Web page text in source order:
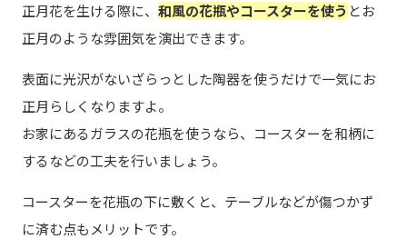
正月花を生ける際に、 和風の花瓶やコースターを使う とお
正月のような雰囲気を演出できます。
表面に光沢がないざらっとした陶器を使うだけで一気にお
正月らしくなりますよ。
お家にあるガラスの花瓶を使うなら、コースターを和柄に
するなどの工夫を行いましょう。
コースターを花瓶の下に敷くと、テーブルなどが傷つかず
に済む点もメリットです。